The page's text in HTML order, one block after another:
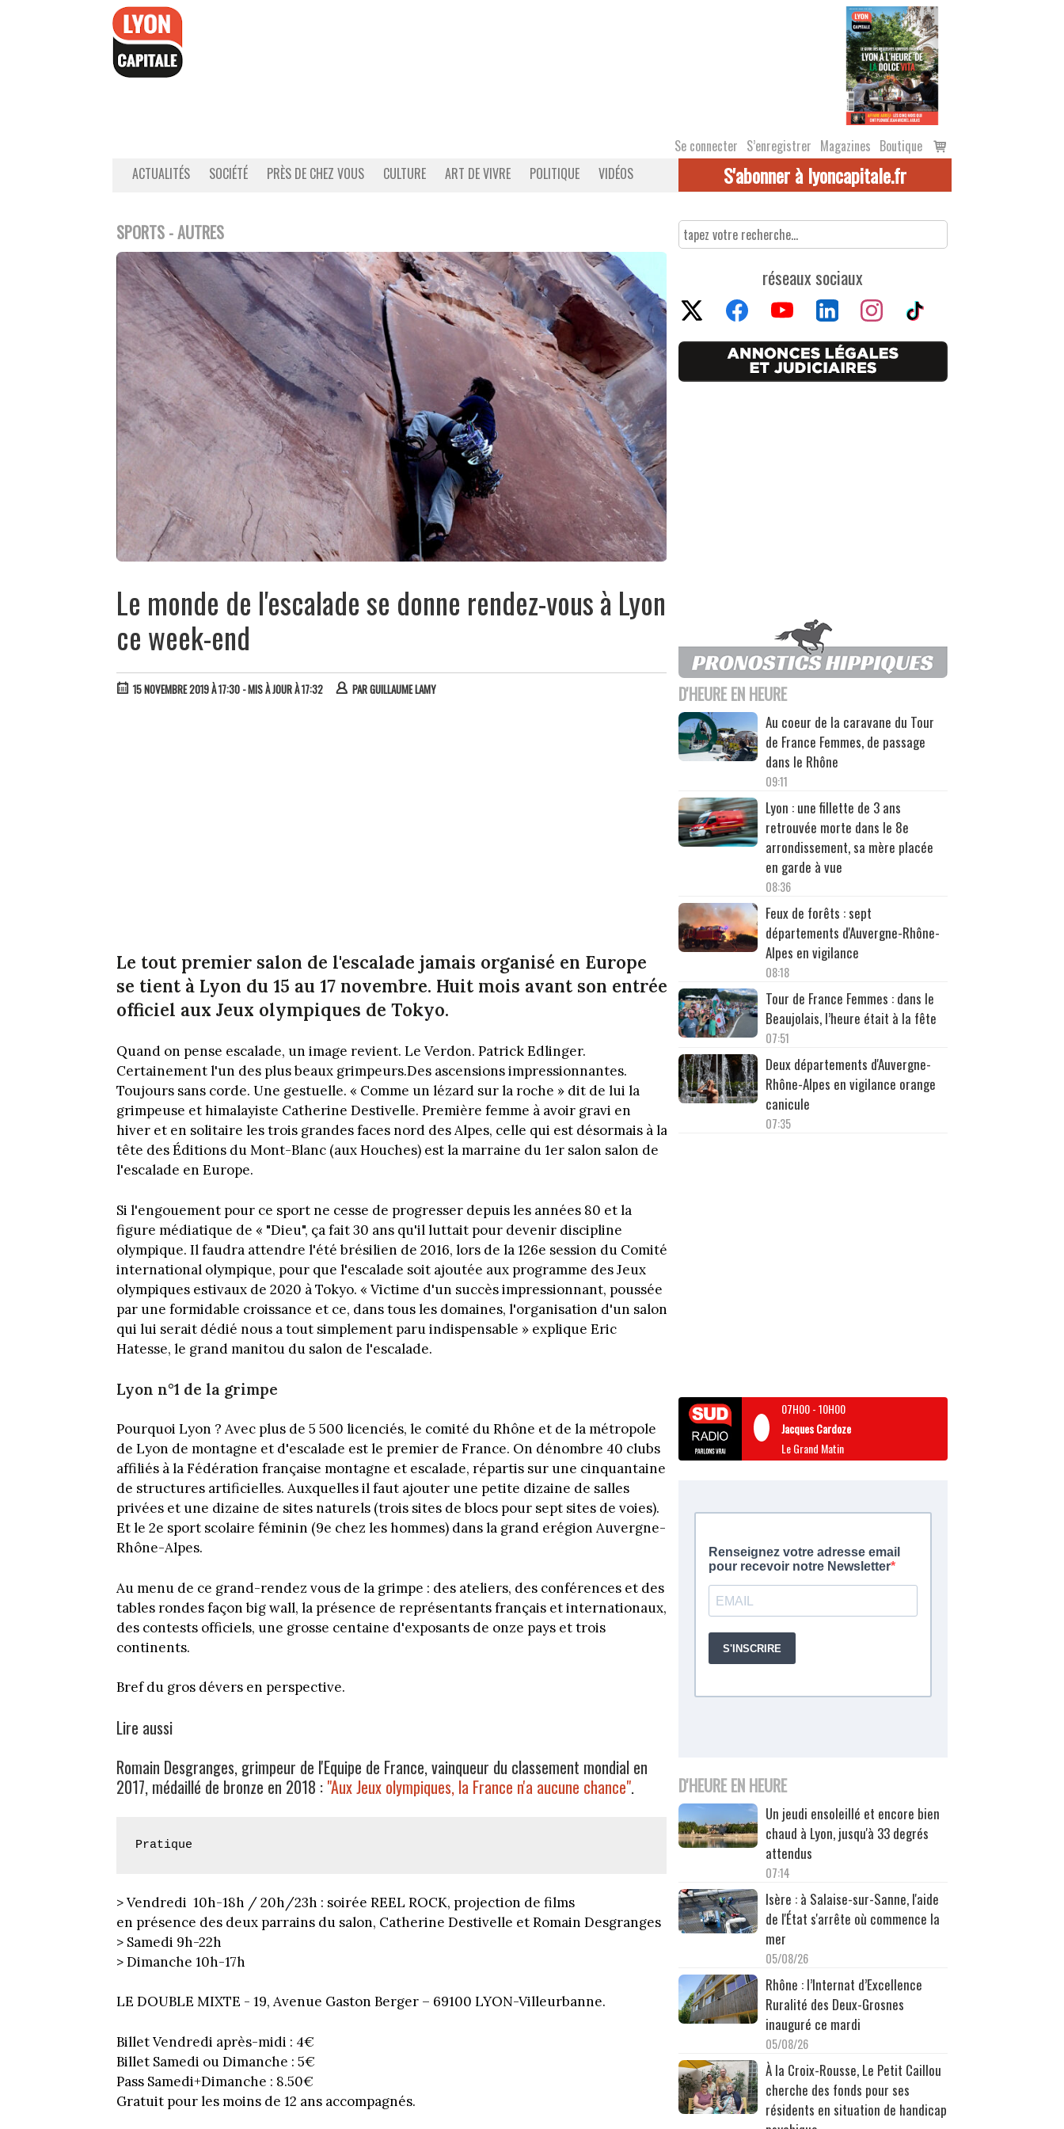
Se connecter S’enregistrer Magazines Boutique
Voir
le
ACTUALITÉS SOCIÉTÉ PRÈS DE CHEZ VOUS CULTURE ART DE VIVRE POLITIQUE VIDÉOS S'abonner à lyoncapitale.fr
SPORTS - AUTRES
Le monde de l'escalade se donne rendez-vous à Lyon
ce week-end
15 NOVEMBRE 2019 À 17:30 - MIS À JOUR À 17:32 PARGUILLAUME LAMY
Le tout premier salon de l'escalade jamais organisé en Europe
se tient à Lyon du 15 au 17 novembre. Huit mois avant son entrée
officiel aux Jeux olympiques de Tokyo.
Quand on pense escalade, un image revient. Le Verdon. Patrick Edlinger.
Certainement l'un des plus beaux grimpeurs.Des ascensions impressionnantes.
Toujours sans corde. Une gestuelle. « Comme un lézard sur la roche » dit de lui la
grimpeuse et himalayiste Catherine Destivelle. Première femme à avoir gravi en
hiver et en solitaire les trois grandes faces nord des Alpes, celle qui est désormais à la
tête des Éditions du Mont-Blanc (aux Houches) est la marraine du 1er salon salon de
l'escalade en Europe.
Si l'engouement pour ce sport ne cesse de progresser depuis les années 80 et la
figure médiatique de « "Dieu", ça fait 30 ans qu'il luttait pour devenir discipline
olympique. Il faudra attendre l'été brésilien de 2016, lors de la 126e session du Comité
international olympique, pour que l'escalade soit ajoutée aux programme des Jeux
olympiques estivaux de 2020 à Tokyo. « Victime d'un succès impressionnant, poussée
par une formidable croissance et ce, dans tous les domaines, l'organisation d'un salon
qui lui serait dédié nous a tout simplement paru indispensable » explique Eric
Hatesse, le grand manitou du salon de l'escalade.
Lyon n°1 de la grimpe
Pourquoi Lyon ? Avec plus de 5 500 licenciés, le comité du Rhône et de la métropole
de Lyon de montagne et d'escalade est le premier de France. On dénombre 40 clubs
affiliés à la Fédération française montagne et escalade, répartis sur une cinquantaine
de structures artificielles. Auxquelles il faut ajouter une petite dizaine de salles
privées et une dizaine de sites naturels (trois sites de blocs pour sept sites de voies).
Et le 2e sport scolaire féminin (9e chez les hommes) dans la grand erégion Auvergne-
Rhône-Alpes.
Au menu de ce grand-rendez vous de la grimpe : des ateliers, des conférences et des
tables rondes façon big wall, la présence de représentants français et internationaux,
des contests officiels, une grosse centaine d'exposants de onze pays et trois
continents.
Bref du gros dévers en perspective.
Lire aussi
Romain Desgranges, grimpeur de l'Equipe de France, vainqueur du classement mondial en
2017, médaillé de bronze en 2018 : "Aux Jeux olympiques, la France n'a aucune chance".
Pratique
> Vendredi 10h-18h / 20h/23h : soirée REEL ROCK, projection de films
en présence des deux parrains du salon, Catherine Destivelle et Romain Desgranges
> Samedi 9h-22h
> Dimanche 10h-17h
LE DOUBLE MIXTE - 19, Avenue Gaston Berger – 69100 LYON-Villeurbanne.
Billet Vendredi après-midi : 4€
Billet Samedi ou Dimanche : 5€
Pass Samedi+Dimanche : 8.50€
Gratuit pour les moins de 12 ans accompagnés.
réseaux sociaux
D'HEURE EN HEURE
Au coeur de la caravane du Tour
de France Femmes, de passage
dans le Rhône
09:11
Lyon : une fillette de 3 ans
retrouvée morte dans le 8e
arrondissement, sa mère placée
en garde à vue
08:36
Feux de forêts : sept
départements d'Auvergne-Rhône-
Alpes en vigilance
08:18
Tour de France Femmes : dans le
Beaujolais, l’heure était à la fête
07:51
Deux départements d'Auvergne-
Rhône-Alpes en vigilance orange
canicule
07:35
07H00-10H00
Jacques Cardoze
Le Grand Matin
D'HEURE EN HEURE
Un jeudi ensoleillé et encore bien
chaud à Lyon, jusqu'à 33 degrés
attendus
07:14
Isère : à Salaise-sur-Sanne, l'aide
de l'État s'arrête où commence la
mer
05/08/26
Rhône : l’Internat d’Excellence
Ruralité des Deux-Grosnes
inauguré ce mardi
05/08/26
À la Croix-Rousse, Le Petit Caillou
cherche des fonds pour ses
résidents en situation de handicap